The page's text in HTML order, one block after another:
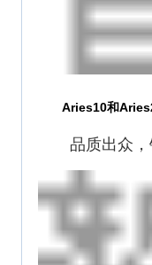
Aries10和
品质出众，针